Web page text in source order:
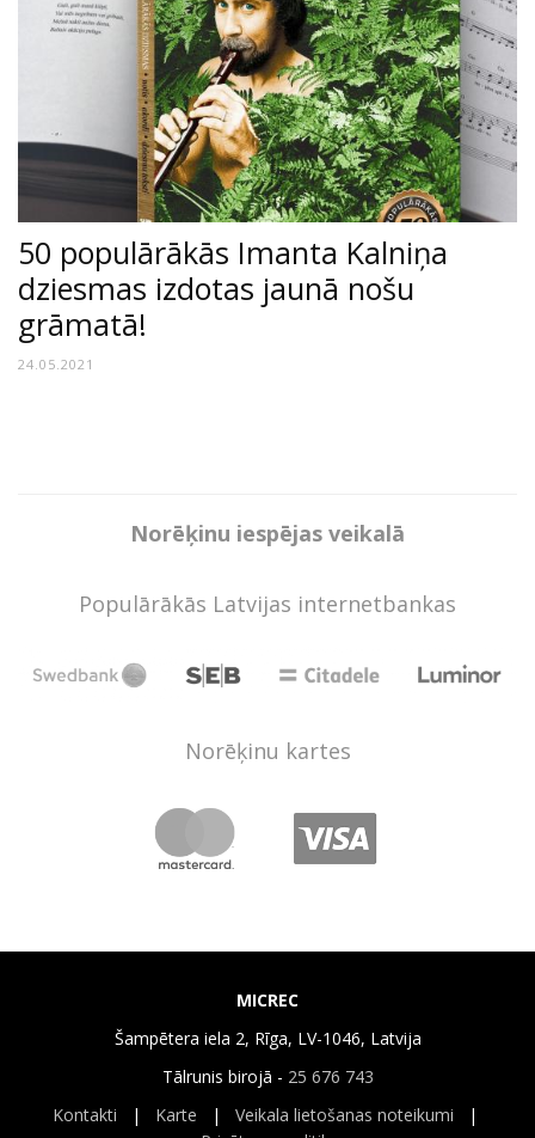
50 populārākās Imanta Kalniņa
dziesmas izdotas jaunā nošu
grāmatā!
24.05.2021
Norēķinu iespējas veikalā
Populārākās Latvijas internetbankas
Norēķinu kartes
MICREC
Šampētera iela 2, Rīga, LV-1046, Latvija
Tālrunis birojā - 25 676 743
Kontakti | Karte | Veikala lietošanas noteikumi |